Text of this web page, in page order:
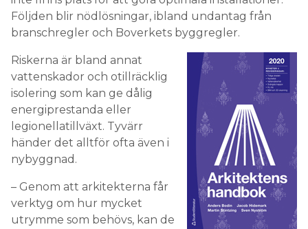
Följden blir nödlösningar, ibland undantag från
branschregler och Boverkets byggregler.
Riskerna är bland annat
vattenskador och otillräcklig
isolering som kan ge dålig
energiprestanda eller
legionellatillväxt. Tyvärr
händer det alltför ofta även i
nybyggnad.
– Genom att arkitekterna får
verktyg om hur mycket
utrymme som behövs, kan de